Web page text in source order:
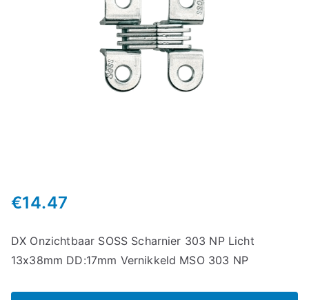
€14.47
DX Onzichtbaar SOSS Scharnier 303 NP Licht
13x38mm DD:17mm Vernikkeld MSO 303 NP